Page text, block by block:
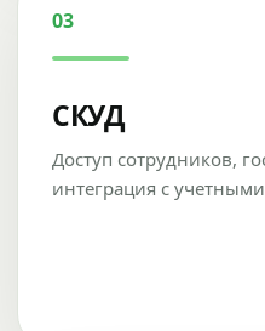
03
СКУД
Доступ сотрудников,
интеграция с